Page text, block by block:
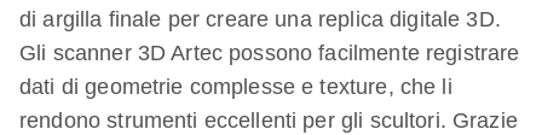
di argilla finale per creare una replica digitale 3D.
Gli scanner 3D Artec possono facilmente registrare
dati di geometrie complesse e texture, che li
rendono strumenti eccellenti per gli scultori. Grazie